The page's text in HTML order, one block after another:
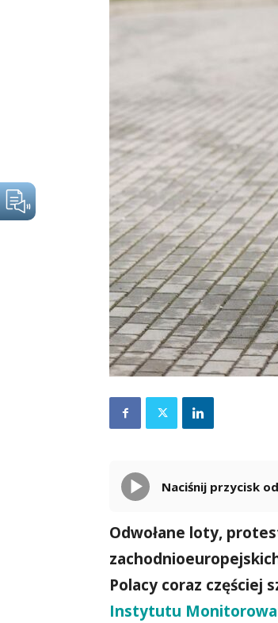
Naciśnij przycisk
Odwołane loty,
Polacy coraz częściej
Instytutu